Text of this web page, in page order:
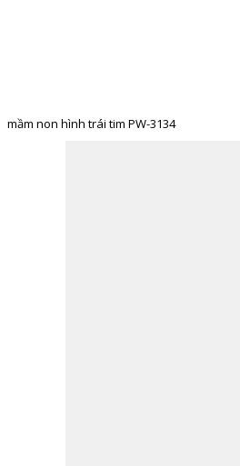
mầm non hình trái tim PW-3134